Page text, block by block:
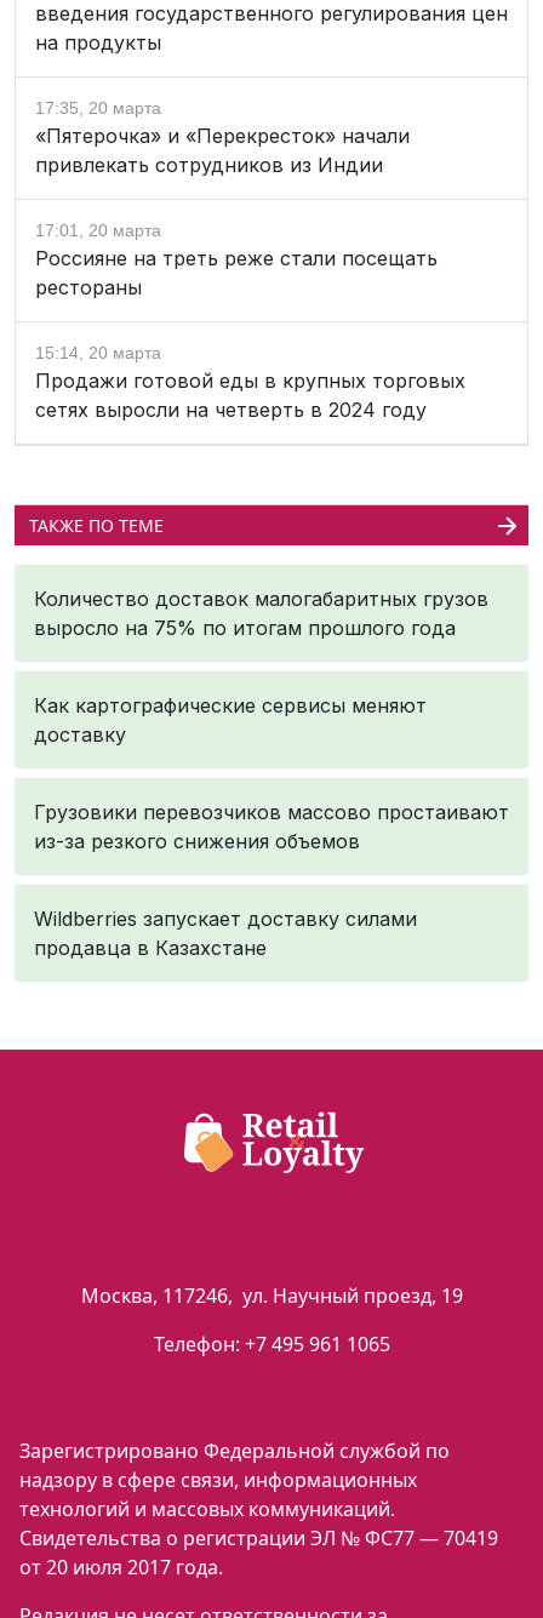
введения государственного регулирования цен
на продукты
17:35, 20 марта
«Пятерочка» и «Перекресток» начали
привлекать сотрудников из Индии
17:01, 20 марта
Россияне на треть реже стали посещать
рестораны
15:14, 20 марта
Продажи готовой еды в крупных торговых
сетях выросли на четверть в 2024 году
ТАКЖЕ ПО ТЕМЕ
Количество доставок малогабаритных грузов
выросло на 75% по итогам прошлого года
Как картографические сервисы меняют
доставку
Грузовики перевозчиков массово простаивают
из-за резкого снижения объемов
Wildberries запускает доставку силами
продавца в Казахстане
Москва, 117246, ул. Научный проезд, 19
Телефон: +7 495 961 1065
Зарегистрировано Федеральной службой по
надзору в сфере связи, информационных
технологий и массовых коммуникаций.
Свидетельства о регистрации ЭЛ № ФС77 — 70419
от 20 июля 2017 года.